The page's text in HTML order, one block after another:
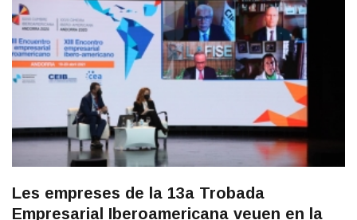
Les empreses de la 13a Trobada
Empresarial Iberoamericana veuen en la